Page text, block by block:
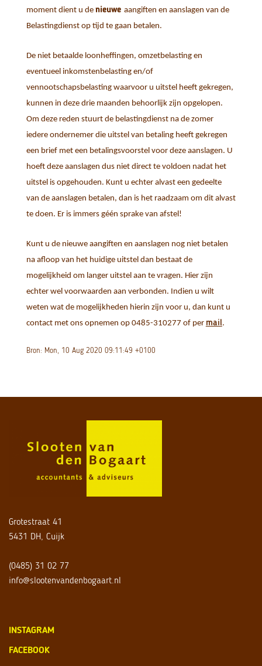
moment dient u de nieuwe aangiften en aanslagen van de
Belastingdienst op tijd te gaan betalen.
De niet betaalde loonheffingen, omzetbelasting en
eventueel inkomstenbelasting en/of
vennootschapsbelasting waarvoor u uitstel heeft gekregen,
kunnen in deze drie maanden behoorlijk zijn opgelopen.
Om deze reden stuurt de belastingdienst na de zomer
iedere ondernemer die uitstel van betaling heeft gekregen
een brief met een betalingsvoorstel voor deze aanslagen. U
hoeft deze aanslagen dus niet direct te voldoen nadat het
uitstel is opgehouden. Kunt u echter alvast een gedeelte
van de aanslagen betalen, dan is het raadzaam om dit alvast
te doen. Er is immers géén sprake van afstel!
Kunt u de nieuwe aangiften en aanslagen nog niet betalen
na afloop van het huidige uitstel dan bestaat de
mogelijkheid om langer uitstel aan te vragen. Hier zijn
echter wel voorwaarden aan verbonden. Indien u wilt
weten wat de mogelijkheden hierin zijn voor u, dan kunt u
contact met ons opnemen op 0485-310277 of per mail.
Bron: Mon, 10 Aug 2020 09:11:49 +0100
Grotestraat 41
5431 DH, Cuijk
(0485) 31 02 77
info@slootenvandenbogaart.nl
INSTAGRAM
FACEBOOK